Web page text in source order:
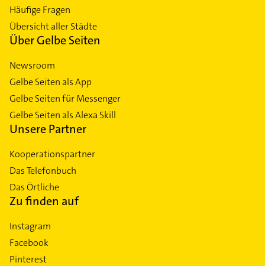
Häufige Fragen
Übersicht aller Städte
Über Gelbe Seiten
Newsroom
Gelbe Seiten als App
Gelbe Seiten für Messenger
Gelbe Seiten als Alexa Skill
Unsere Partner
Kooperationspartner
Das Telefonbuch
Das Örtliche
Zu finden auf
Instagram
Facebook
Pinterest